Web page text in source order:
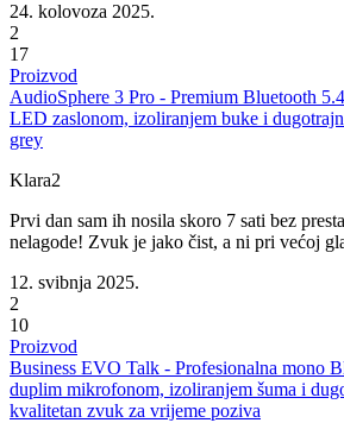
24. kolovoza 2025.
2
17
Proizvod
AudioSphere 3 Pro - Premium Bluetooth
LED zaslonom, izoliranjem buke i
grey
Klara2
Prvi dan sam ih nosila skoro 7 sati bez
nelagode! Zvuk je jako čist, a ni pri većoj
12. svibnja 2025.
2
10
Proizvod
Business EVO Talk - Profesionalna mono
duplim mikrofonom, izoliranjem šuma i
kvalitetan zvuk za vrijeme poziva